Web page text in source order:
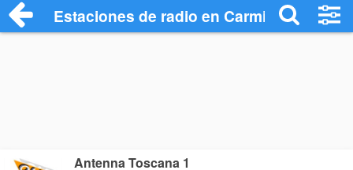
Estaciones de radio en Carmignano -
Antenna Toscana 1